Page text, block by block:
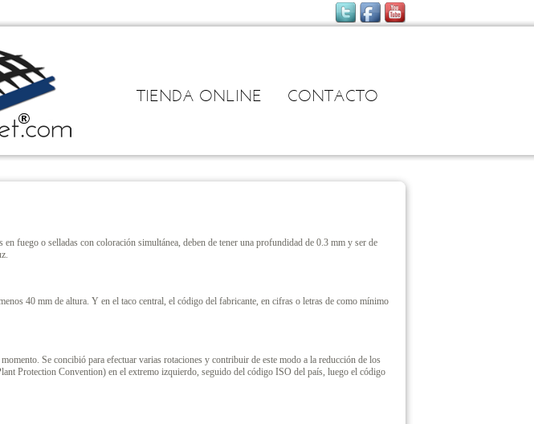
TIENDA ONLINE CONTACTO
en fuego o selladas con coloración simultánea, deben de tener una profundidad de 0.3 mm y ser de
40 mm de altura. Y en el taco central, el código del fabricante, en cifras o letras de como mínimo
Se concibió para efectuar varias rotaciones y contribuir de este modo a la reducción de los
Protection Convention) en el extremo izquierdo, seguido del código ISO del país, luego el código